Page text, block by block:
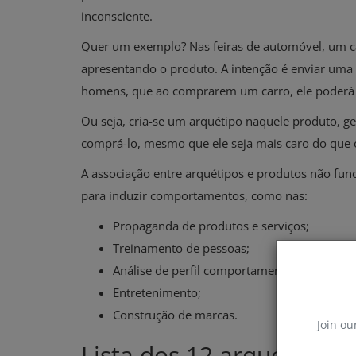
Join
inconsciente.
Quer um exemplo? Nas feiras de automóvel, um
apresentando o produto. A intenção é enviar
homens, que ao comprarem um carro, ele
Ou seja, cria-se um arquétipo naquele produto,
comprá-lo, mesmo que ele seja mais caro do que
A associação entre arquétipos e produtos não
para induzir comportamentos, como nas:
Propaganda de produtos e serviços;
Treinamento de pessoas;
Análise de perfil comportamental;
Entretenimento;
Construção de marcas.